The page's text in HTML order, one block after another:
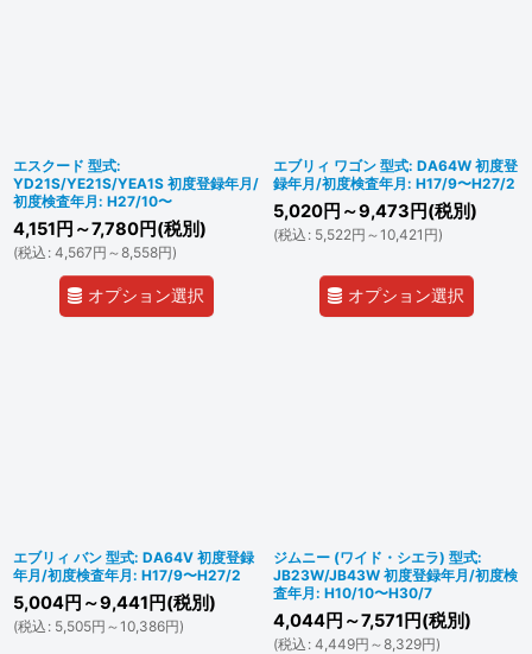
エスクード 型式:
YD21S/YE21S/YEA1S 初度登録年月/
初度検査年月: H27/10〜
4,151 円 ～7,780円(税別)
(税込 : 4,567円 ～8,558円)
オプション選択
エブリィ ワゴン 型式: DA64W 初度登
録年月/初度検査年月: H17/9〜H27/2
5,020円 ～9,473 円(税別)
(税込 : 5,522円 ～10,421 円)
オプション選択
エブリィ バン 型式: DA64V 初度登録
年月/初度検査年月: H17/9〜H27/2
5,004円 ～9,441 円(税別)
(税込 : 5,505円 ～10,386円)
ジムニー (ワイド・シエラ) 型式:
JB23W/JB43W 初度登録年月/初度検
査年月: H10/10〜H30/7
4,044円 ～7,571 円(税別)
(税込 : 4,449円 ～8,329円)